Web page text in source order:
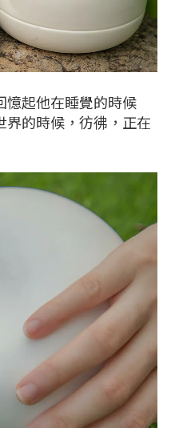
憶起他在睡覺的時候
界的時候，彷彿，正在